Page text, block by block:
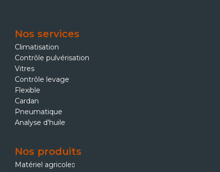
Nos services
Climatisation
Contrôle pulvérisation
Vitres
Contrôle levage
Flexible
Cardan
Pneumatique
Analyse d'huile
Nos produits
Matériel agricole